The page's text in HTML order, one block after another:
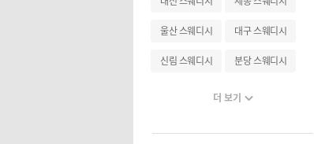
울산 스웨디시 대구 스웨디시
신림 스웨디시 분당 스웨디시
더 보기